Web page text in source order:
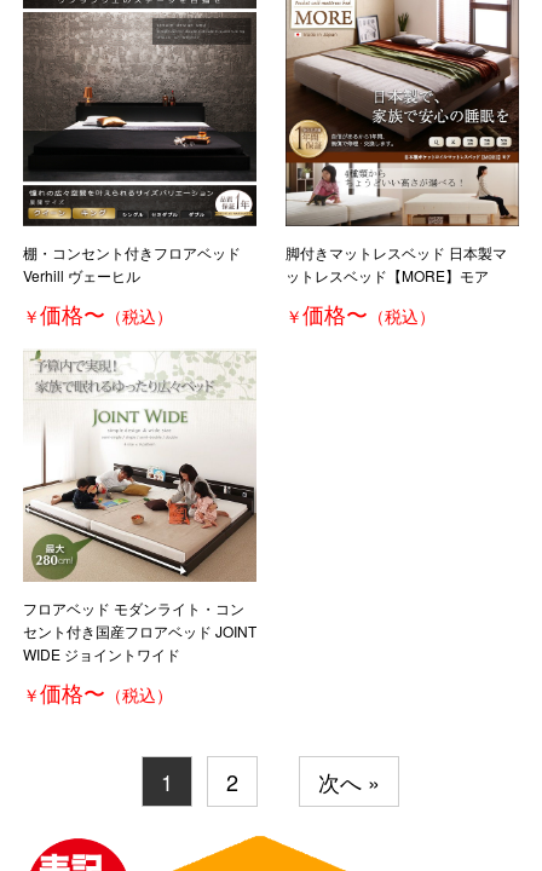
棚・コンセント付きフロアベッド
Verhill ヴェーヒル
￥価格〜 （税込）
脚付きマットレスベッド 日本製マ
ットレスベッド【MORE】モア
￥価格〜 （税込）
フロアベッド モダンライト・コン
セント付き国産フロアベッド JOINT
WIDE ジョイントワイド
￥価格〜 （税込）
1 2 次へ »